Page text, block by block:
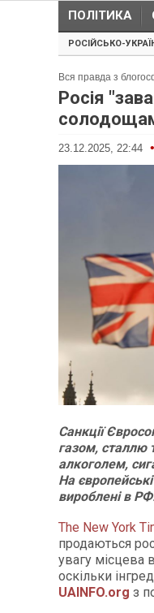
ПОЛІТИКА
РОСІЙСЬКО-
Вся правда з
Росія
23.12.2025, 22:44 •
Санкції
газом, сталлю
алкоголем,
На
вироблені в
The New York
продаються
увагу місцева
оскільки
UAINFO.org з